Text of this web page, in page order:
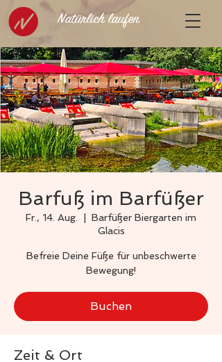
Natürlich laufen
Barfuß im Barfüßer
Fr., 14. Aug.
Barfüßer Biergarten im
Glacis
Befreie Deine Füße für unbeschwerte
Bewegung!
Buchen
Zeit & Ort